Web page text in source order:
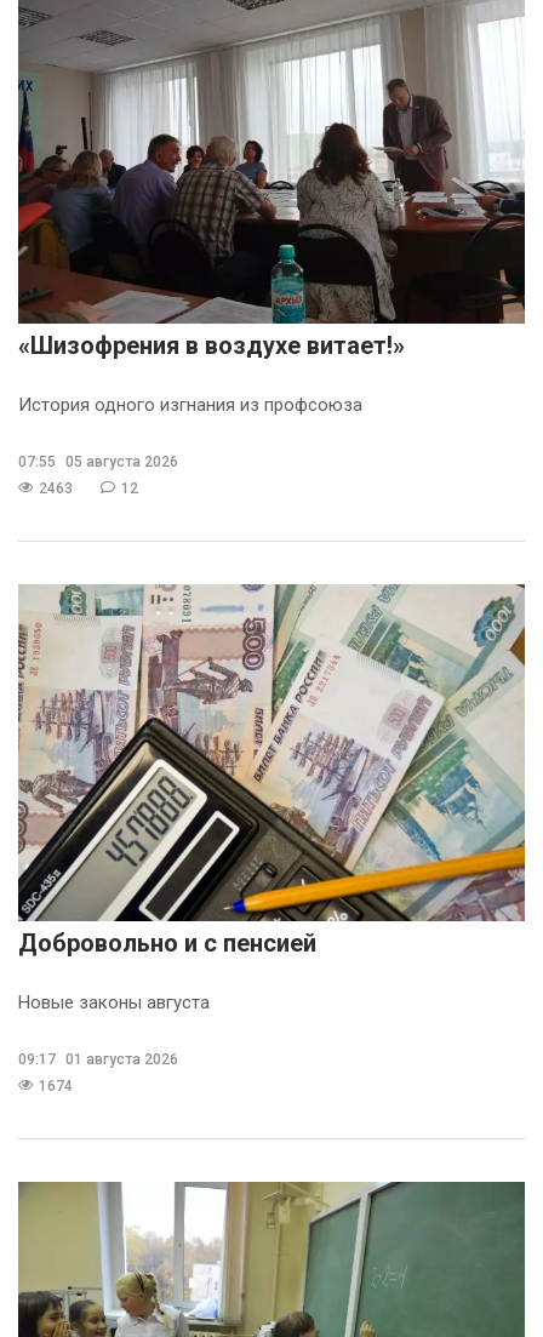
«Шизофрения в воздухе витает!»
История одного изгнания из профсоюза
07:55
05 августа 2026
2463
12
Добровольно и с пенсией
Новые законы августа
09:17 01 августа 2026
1674